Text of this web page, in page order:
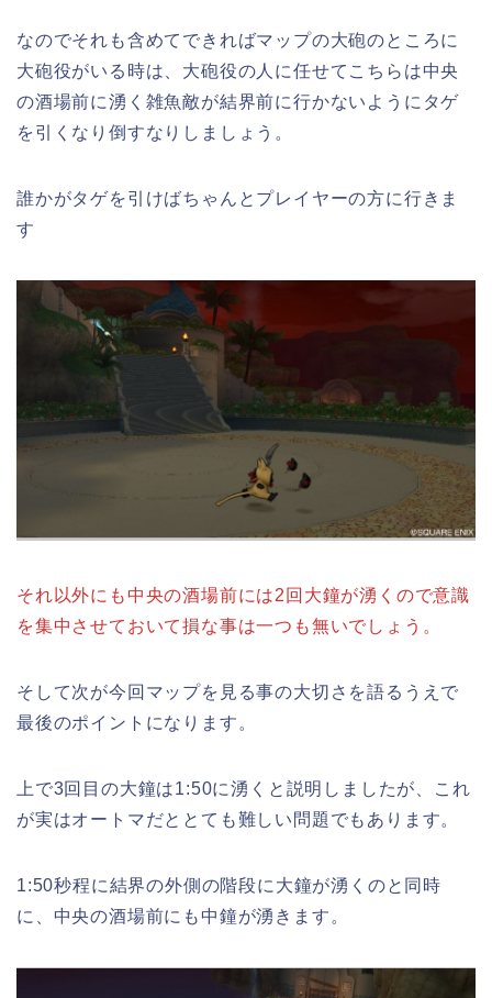
なのでそれも含めてできればマップの大砲のところに
大砲役がいる時は、大砲役の人に任せてこちらは中央
の酒場前に湧く雑魚敵が結界前に行かないようにタゲ
を引くなり倒すなりしましょう。
誰かがタゲを引けばちゃんとプレイヤーの方に行きま
す
それ以外にも中央の酒場前には2回大鐘が湧くので意識
を集中させておいて損な事は一つも無いでしょう。
そして次が今回マップを見る事の大切さを語るうえで
最後のポイントになります。
上で3回目の大鐘は1:50に湧くと説明しましたが、これ
が実はオートマだととても難しい問題でもあります。
1:50秒程に結界の外側の階段に大鐘が湧くのと同時
に、中央の酒場前にも中鐘が湧きます。